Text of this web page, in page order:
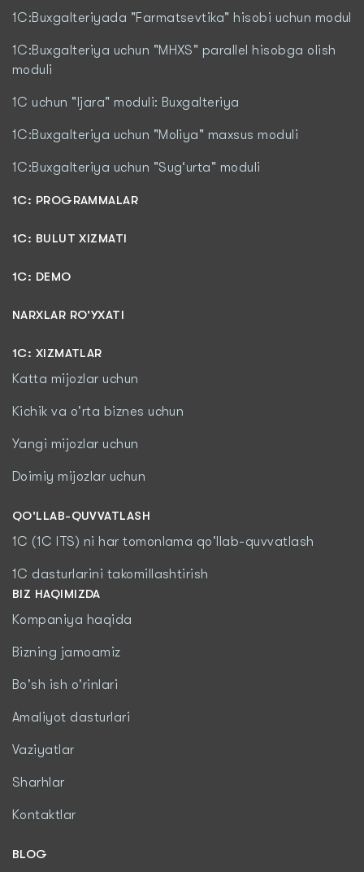
1C:Buxgalteriyada "Farmatsevtika" hisobi uchun modul
1C:Buxgalteriya uchun "MHXS" parallel hisobga olish
moduli
1C uchun "Ijara" moduli: Buxgalteriya
1C:Buxgalteriya uchun "Moliya" maxsus moduli
1C:Buxgalteriya uchun "Sug‘urta" moduli
1С: PROGRAMMALAR
1C: BULUT XIZMATI
1C: DEMO
NARXLAR RO'YXATI
1С: XIZMATLAR
Katta mijozlar uchun
Kichik va o'rta biznes uchun
Yangi mijozlar uchun
Doimiy mijozlar uchun
QO'LLAB-QUVVATLASH
1C (1C ITS) ni har tomonlama qo'llab-quvvatlash
1C dasturlarini takomillashtirish
BIZ HAQIMIZDA
Kompaniya haqida
Bizning jamoamiz
Bo'sh ish o'rinlari
Amaliyot dasturlari
Vaziyatlar
Sharhlar
Kontaktlar
BLOG